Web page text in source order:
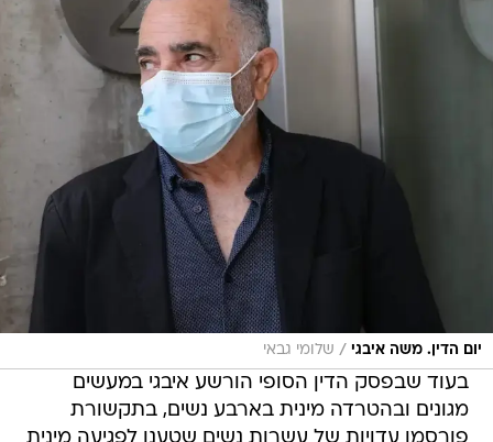
יום הדין. משה איבגי / שלומי גבאי
בעוד שבפסק הדין הסופי הורשע איבגי במעשים
מגונים ובהטרדה מינית בארבע נשים, בתקשורת